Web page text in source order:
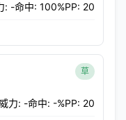
: -命中: 100%PP: 20
草
威力: -命中: -%PP: 20